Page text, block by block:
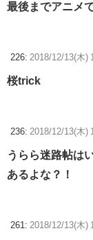
最後までアニメ
226: 2018/12/13(木)
桜trick
236: 2018/12/13(木)
うらら迷路帖は
あるよな？！
261: 2018/12/13(木)